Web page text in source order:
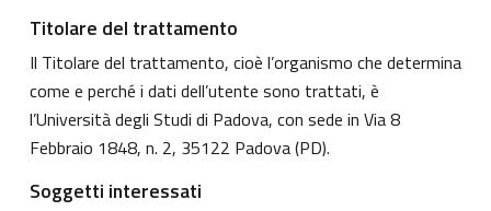
Titolare del trattamento
Il Titolare del trattamento, cioè l’organismo che determina
come e perché i dati dell’utente sono trattati, è
l’Università degli Studi di Padova, con sede in Via 8
Febbraio 1848, n. 2, 35122 Padova (PD).
Soggetti interessati